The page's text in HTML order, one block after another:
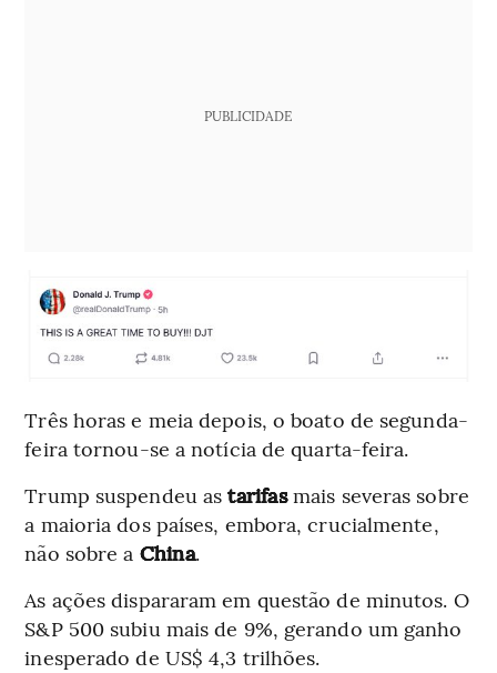
PUBLICIDADE
Três horas e meia depois, o boato de segunda-
feira tornou-se a notícia de quarta-feira.
Trump suspendeu astarifasmais severas sobre
a maioria dos países, embora, crucialmente,
não sobre a China.
As ações dispararam em questão de minutos. O
S&P 500 subiu mais de 9%, gerando um ganho
inesperado de US$ 4,3 trilhões.